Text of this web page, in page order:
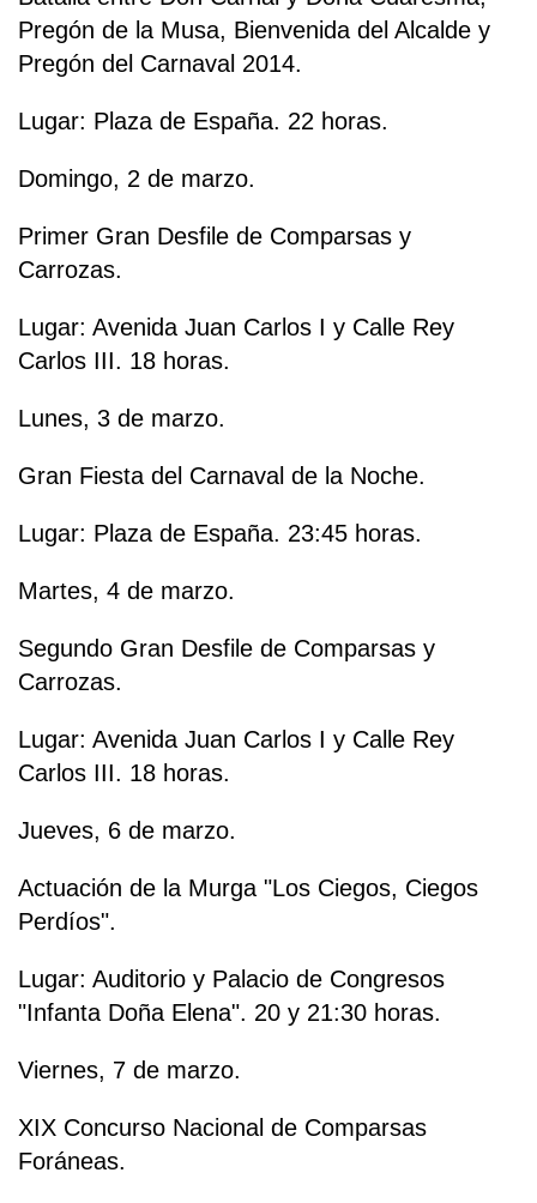
Pregón de la Musa, Bienvenida del Alcalde y
Pregón del Carnaval 2014.
Lugar: Plaza de España. 22 horas.
Domingo, 2 de marzo.
Primer Gran Desfile de Comparsas y
Carrozas.
Lugar: Avenida Juan Carlos I y Calle Rey
Carlos III. 18 horas.
Lunes, 3 de marzo.
Gran Fiesta del Carnaval de la Noche.
Lugar: Plaza de España. 23:45 horas.
Martes, 4 de marzo.
Segundo Gran Desfile de Comparsas y
Carrozas.
Lugar: Avenida Juan Carlos I y Calle Rey
Carlos III. 18 horas.
Jueves, 6 de marzo.
Actuación de la Murga "Los Ciegos, Ciegos
Perdíos".
Lugar: Auditorio y Palacio de Congresos
"Infanta Doña Elena". 20 y 21:30 horas.
Viernes, 7 de marzo.
XIX Concurso Nacional de Comparsas
Foráneas.